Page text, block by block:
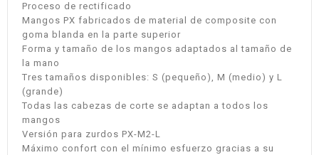
Proceso de rectificado
Mangos PX fabricados de material de composite con
goma blanda en la parte superior
Forma y tamaño de los mangos adaptados al tamaño de
la mano
Tres tamaños disponibles: S (pequeño), M (medio) y L
(grande)
Todas las cabezas de corte se adaptan a todos los
mangos
Versión para zurdos PX-M2-L
Máximo confort con el mínimo esfuerzo gracias a su